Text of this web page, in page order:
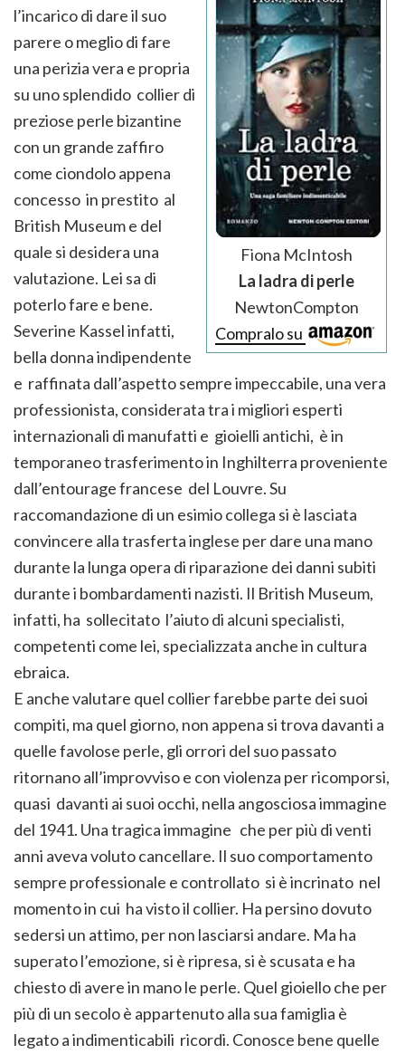
Fiona McIntosh
La ladra di perle
NewtonCompton
Compralo su
l’incarico di dare il suo
parere o meglio di fare
una perizia vera e propria
su uno splendido collier di
preziose perle bizantine
con un grande zaffiro
come ciondolo appena
concesso in prestito al
British Museum e del
quale si desidera una
valutazione. Lei sa di
poterlo fare e bene.
Severine Kassel infatti,
bella donna indipendente
e raffinata dall’aspetto sempre impeccabile, una vera
professionista, considerata tra i migliori esperti
internazionali di manufatti e gioielli antichi, è in
temporaneo trasferimento in Inghilterra proveniente
dall’entourage francese del Louvre. Su
raccomandazione di un esimio collega si è lasciata
convincere alla trasferta inglese per dare una mano
durante la lunga opera di riparazione dei danni subiti
durante i bombardamenti nazisti. Il British Museum,
infatti, ha sollecitato l’aiuto di alcuni specialisti,
competenti come lei, specializzata anche in cultura
ebraica.
E anche valutare quel collier farebbe parte dei suoi
compiti, ma quel giorno, non appena si trova davanti a
quelle favolose perle, gli orrori del suo passato
ritornano all’improvviso e con violenza per ricomporsi,
quasi davanti ai suoi occhi, nella angosciosa immagine
del 1941. Una tragica immagine che per più di venti
anni aveva voluto cancellare. Il suo comportamento
sempre professionale e controllato si è incrinato nel
momento in cui ha visto il collier. Ha persino dovuto
sedersi un attimo, per non lasciarsi andare. Ma ha
superato l’emozione, si è ripresa, si è scusata e ha
chiesto di avere in mano le perle. Quel gioiello che per
più di un secolo è appartenuto alla sua famiglia è
legato a indimenticabili ricordi. Conosce bene quelle